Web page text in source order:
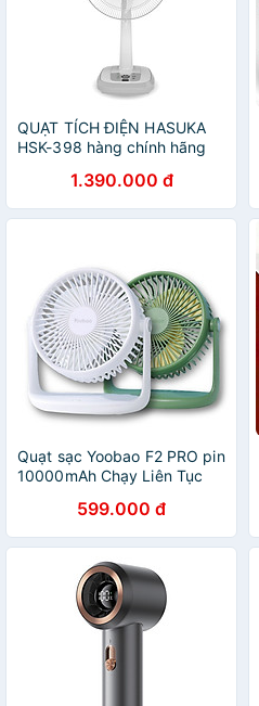
QUẠT TÍCH ĐIỆN HASUKA
HSK-398 hàng chính hãng
1.390.000 đ
Quạt sạc Yoobao F2 PRO pin
10000mAh Chạy Liên Tục
học sinh - hàng chính hãng
599.000 đ